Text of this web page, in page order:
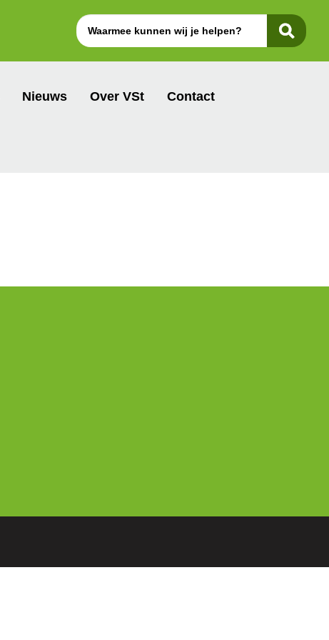
Nieuws Over VSt Contact